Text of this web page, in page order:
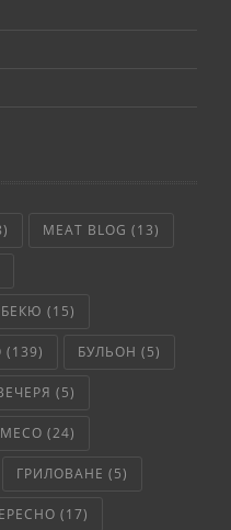
MEAT BLOG (13)
(15)
(139) БУЛЬОН (5)
(5)
(24)
ГРИЛОВАНЕ (5)
(17)